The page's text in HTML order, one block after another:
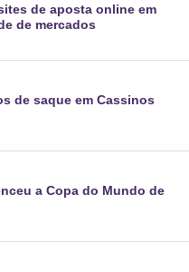
de aposta online em
de mercados
de saque em Cassinos
a Copa do Mundo de